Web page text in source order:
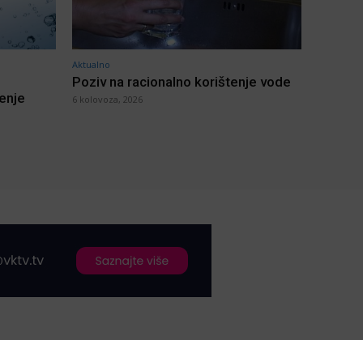
Aktualno
Poziv na racionalno korištenje vode
6 kolovoza, 2026